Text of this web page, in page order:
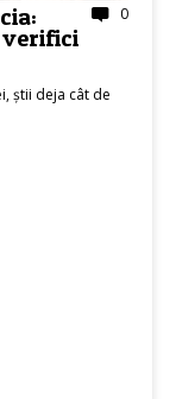
0
verifici
știi deja cât de